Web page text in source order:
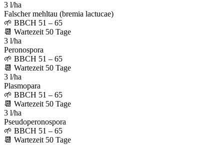
3 l/ha
Falscher mehltau (bremia lactucae)
🌱 BBCH 51 – 65
📆 Wartezeit 50 Tage
3 l/ha
Peronospora
🌱 BBCH 51 – 65
📆 Wartezeit 50 Tage
3 l/ha
Plasmopara
🌱 BBCH 51 – 65
📆 Wartezeit 50 Tage
3 l/ha
Pseudoperonospora
🌱 BBCH 51 – 65
📆 Wartezeit 50 Tage